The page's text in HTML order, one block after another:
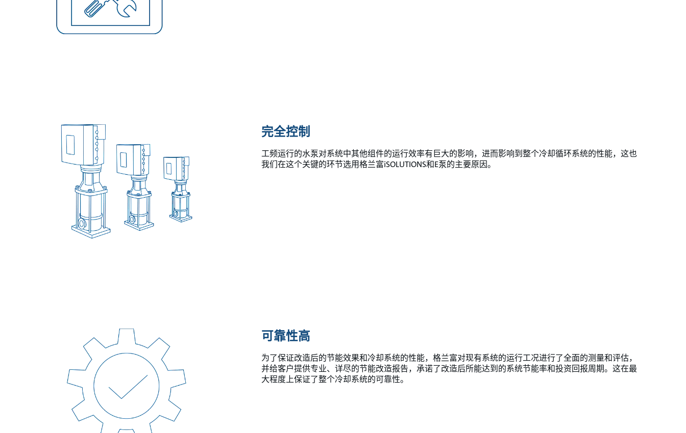
完全控制
工频运行的水泵对系统中其他组件的运行效率有巨大的影响，进而影响到整个冷却循环系统的性能，这也
我们在这个关键的环节选用格兰富iSOLUTIONS和E泵的主要原因。
可靠性高
为了保证改造后的节能效果和冷却系统的性能，格兰富对现有系统的运行工况进行了全面的测量和评估，
并给客户提供专业、详尽的节能改造报告，承诺了改造后所能达到的系统节能率和投资回报周期。这在最
大程度上保证了整个冷却系统的可靠性。